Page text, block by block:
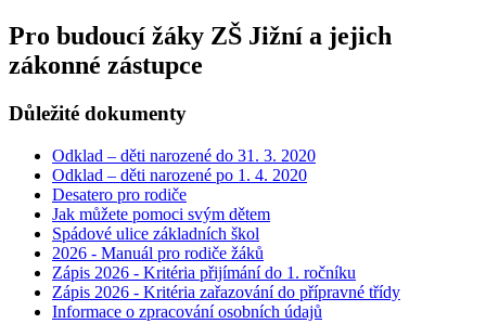
Pro budoucí žáky ZŠ Jižní a jejich
zákonné zástupce
Důležité dokumenty
Odklad – děti narozené do 31. 3. 2020
Odklad – děti narozené po 1. 4. 2020
Desatero pro rodiče
Jak můžete pomoci svým dětem
Spádové ulice základních škol
2026 - Manuál pro rodiče žáků
Zápis 2026 - Kritéria přijímání do 1. ročníku
Zápis 2026 - Kritéria zařazování do přípravné třídy
Informace o zpracování osobních údajů